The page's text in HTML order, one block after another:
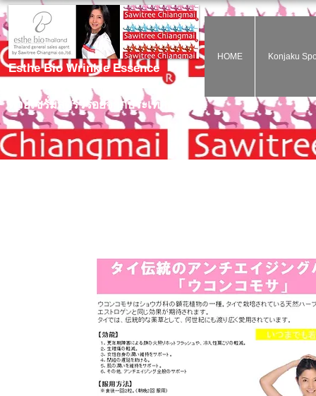
Esthe Bio Wrinkle Essence
ไม่ต้องฉีดโบท๊อกก็สวยได้
ด้วยเซรั่มลดริ้วรอยจากประเทศญี่ปุ่น
HOME Konjaku